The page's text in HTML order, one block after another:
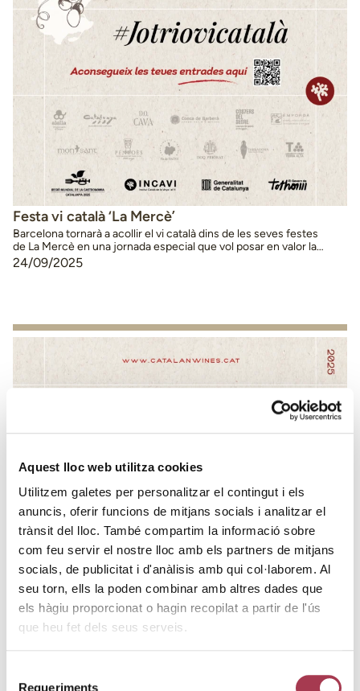
Aquest lloc web utilitza cookies
Utilitzem galetes per personalitzar el contingut i els
anuncis, oferir funcions de mitjans socials i analitzar el
trànsit del lloc. També compartim la informació sobre
com feu servir el nostre lloc amb els partners de mitjans
socials, de publicitat i d'anàlisis amb qui col·laborem. Al
seu torn, ells la poden combinar amb altres dades que
els hàgiu proporcionat o hagin recopilat a partir de l'ús
que heu fet dels seus serveis.
Requeriments
Festa vi català ‘La Mercè’
Barcelona tornarà a acollir el vi català dins de les seves festes
de La Mercè en una jornada especial que vol posar en valor la
cultura vitivinícola del país. L’Institut Català de la Vinya i el Vi
(INCAVI), amb la col·laboració de les dotze denominacions
24/09/2025